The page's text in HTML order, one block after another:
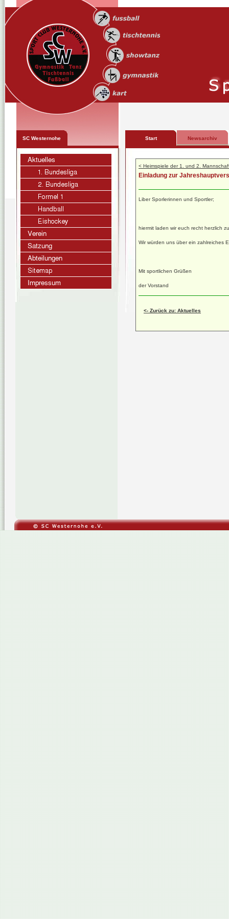
SC Westernohe Start Newsarchiv
< Heimspiele der 1. und 2.
Einladung zur
Liber Sporlerinnen und Sportler;
hiermit laden wir euch recht herzlich
Wir würden uns über ein zahlreiches
Mit sportlichen Grüßen
der Vorstand
<- Zurück zu: Aktuelles